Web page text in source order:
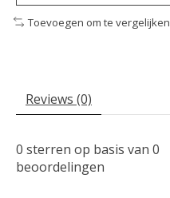
Toevoegen om te vergelijken
Reviews (0)
0 sterren op basis van 0
beoordelingen